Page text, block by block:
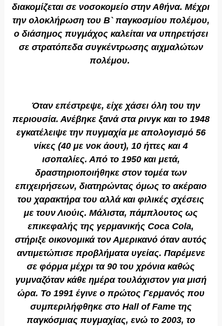
διακομίζεται σε νοσοκομείο στην Αθήνα. Μέχρι
την ολοκλήρωση του Β` παγκοσμίου πολέμου,
ο διάσημος πυγμάχος καλείται να υπηρετήσει
σε στρατόπεδα συγκέντρωσης αιχμαλώτων
πολέμου.
Όταν επέστρεψε, είχε χάσει όλη του την
περιουσία. Ανέβηκε ξανά στα ρινγκ και το 1948
εγκατέλειψε την πυγμαχία με απολογισμό 56
νίκες (40 με νοκ άουτ), 10 ήττες και 4
ισοπαλίες. Από το 1950 και μετά,
δραστηριοποιήθηκε στον τομέα των
επιχειρήσεων, διατηρώντας όμως το ακέραιο
του χαρακτήρα του αλλά και φιλικές σχέσεις
με τουν Λιούις. Μάλιστα, πάμπλουτος ως
επικεφαλής της γερμανικής Coca Cola,
στήριξε οικονομικά τον Αμερικανό όταν αυτός
αντιμετώπισε προβλήματα υγείας. Παρέμενε
σε φόρμα μέχρι τα 90 του χρόνια καθώς
γυμναζόταν κάθε ημέρα τουλάχιστον για μισή
ώρα. Το 1991 έγινε ο πρώτος Γερμανός που
συμπεριλήφθηκε στο Hall of Fame της
παγκόσμιας πυγμαχίας, ενώ το 2003, το